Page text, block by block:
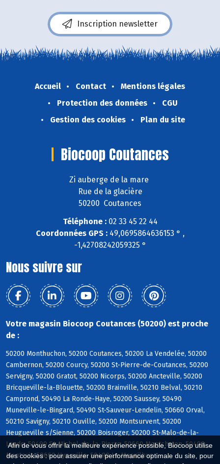
Afin de vous offrir la meilleure expérience possible, Biocoop utilise
des cookies : pour assurer une performance optimale du site, pour
Inscription newsletter
Accueil Contact
Mentions légales
Protection des données
CGU
Gestion des cookies
Plan du site
Biocoop Coutances
Zi auberge de la mare
Rue de la glacière
50200 Coutances
Téléphone :02 33 45 22 44
Coordonnées GPS :49,0695864636153 ° ,
-1,42708242059325 °
Nous suivre sur
Votre magasin Biocoop Coutances (50200) est proche
de :
50200 Monthuchon, 50200 Coutances, 50200 La Vendelée, 50200
Cambernon, 50200 Courcy, 50200 St-Pierre-de-Coutances, 50200
Servigny, 50200 Gratot, 50200 Nicorps, 50200 Ancteville, 50200
Bricqueville-la-Blouette, 50200 Brainville, 50210 Belval, 50210
Camprond, 50490 La Ronde-Haye, 50200 Saussey, 50490
Muneville-le-Bingard, 50490 St-Sauveur-Lendelin, 50660 Orval,
50210 Savigny, 50210 Ouville, 50200 Montsurvent, 50200
Heugueville s/Sienne, 50200 Boisroger, 50200 St-Malo-de-la-
Lande, 50490 St-Michel-de-la-Pierre, 50660 Montchaton, 50490
Montcuit, 50660 Hyenville, 50490 Le Mesnilbus